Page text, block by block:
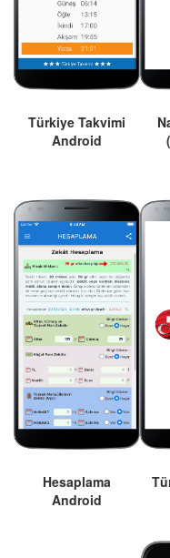
Türkiye Takvimi
Android
Hesaplama
Android